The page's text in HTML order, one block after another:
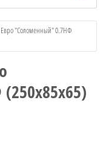
Евро "Соломенный" 0.7НФ